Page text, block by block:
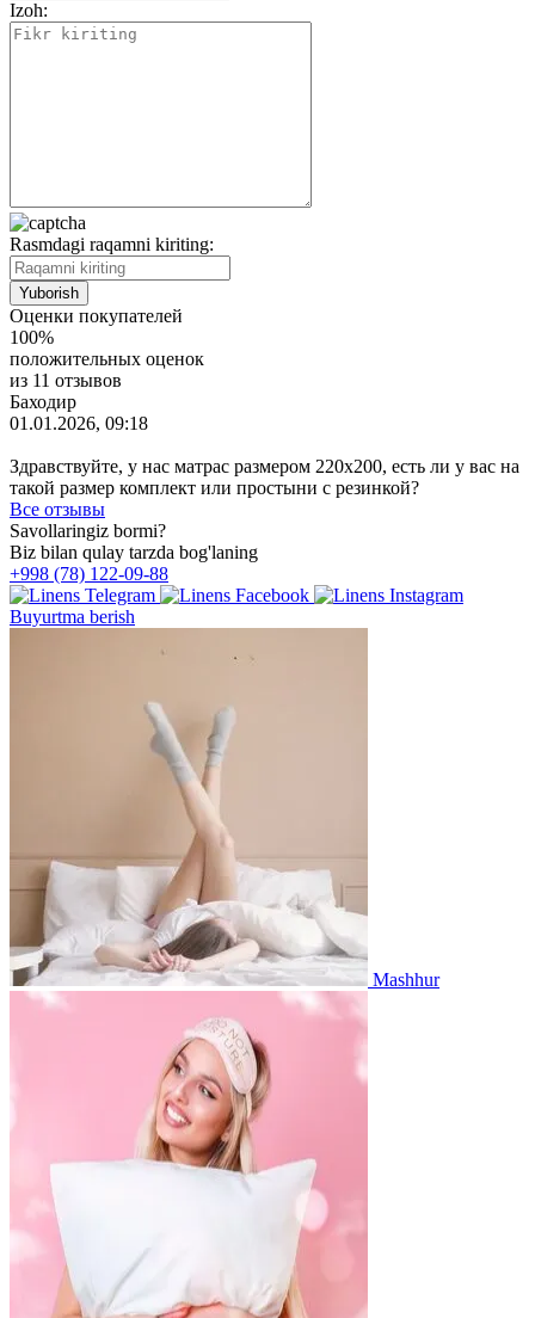
Izoh:
Rasmdagi raqamni kiriting:
Оценки покупателей
100%
положительных оценок
из 11 отзывов
Баходир
01.01.2026, 09:18
Здравствуйте, у нас матрас размером 220х200, есть ли у вас на
такой размер комплект или простыни с резинкой?
Все отзывы
Savollaringiz bormi?
Biz bilan qulay tarzda bog'laning
+998 (78) 122-09-88
Buyurtma berish
Mashhur